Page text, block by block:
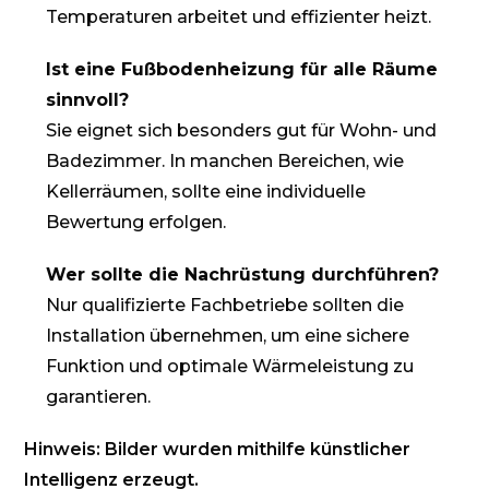
Temperaturen arbeitet und effizienter heizt.
Ist eine Fußbodenheizung für alle Räume
sinnvoll?
Sie eignet sich besonders gut für Wohn- und
Badezimmer. In manchen Bereichen, wie
Kellerräumen, sollte eine individuelle
Bewertung erfolgen.
Wer sollte die Nachrüstung durchführen?
Nur qualifizierte Fachbetriebe sollten die
Installation übernehmen, um eine sichere
Funktion und optimale Wärmeleistung zu
garantieren.
Hinweis: Bilder wurden mithilfe künstlicher
Intelligenz erzeugt.